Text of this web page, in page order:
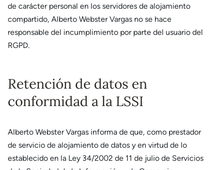
de carácter personal en los servidores de alojamiento
compartido, Alberto Webster Vargas no se hace
responsable del incumplimiento por parte del usuario del
RGPD.
Retención de datos en
conformidad a la LSSI
Alberto Webster Vargas informa de que, como prestador
de servicio de alojamiento de datos y en virtud de lo
establecido en la Ley 34/2002 de 11 de julio de Servicios